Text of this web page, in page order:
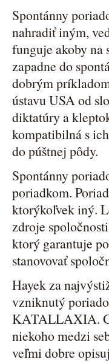
Spontánny
nahradiť iným,
funguje akoby
zapadne do
dobrým
ústavu USA od
diktatúry a
kompatibilná s
do púštnej pôdy.
Spontánny
poriadkom.
ktorýkoľvek iný.
zdroje
ktorý garantuje
stanovovať
Hayek za
vzniknutý
KATALLAXIA.
niekoho medzi
veľmi dobre